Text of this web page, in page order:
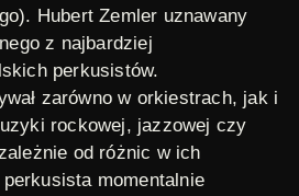
Hubert Zemler uznawany
z najbardziej
perkusistów.
zarówno w orkiestrach, jak i
rockowej, jazzowej czy
od różnic w ich
momentalnie